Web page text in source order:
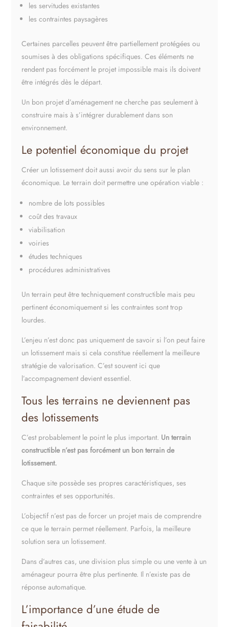
les servitudes existantes
les contraintes paysagères
Certaines parcelles peuvent être partiellement protégées ou
soumises à des obligations spécifiques. Ces éléments ne
rendent pas forcément le projet impossible mais ils doivent
être intégrés dès le départ.
Un bon projet d’aménagement ne cherche pas seulement à
construire mais à s’intégrer durablement dans son
environnement.
Le potentiel économique du projet
Créer un lotissement doit aussi avoir du sens sur le plan
économique. Le terrain doit permettre une opération viable :
nombre de lots possibles
coût des travaux
viabilisation
voiries
études techniques
procédures administratives
Un terrain peut être techniquement constructible mais peu
pertinent économiquement si les contraintes sont trop
lourdes.
L’enjeu n’est donc pas uniquement de savoir si l’on peut faire
un lotissement mais si cela constitue réellement la meilleure
stratégie de valorisation. C’est souvent ici que
l’accompagnement devient essentiel.
Tous les terrains ne deviennent pas
des lotissements
C’est probablement le point le plus important. Un terrain
constructible n’est pas forcément un bon terrain de
lotissement.
Chaque site possède ses propres caractéristiques, ses
contraintes et ses opportunités.
L’objectif n’est pas de forcer un projet mais de comprendre
ce que le terrain permet réellement. Parfois, la meilleure
solution sera un lotissement.
Dans d’autres cas, une division plus simple ou une vente à un
aménageur pourra être plus pertinente. Il n’existe pas de
réponse automatique.
L’importance d’une étude de